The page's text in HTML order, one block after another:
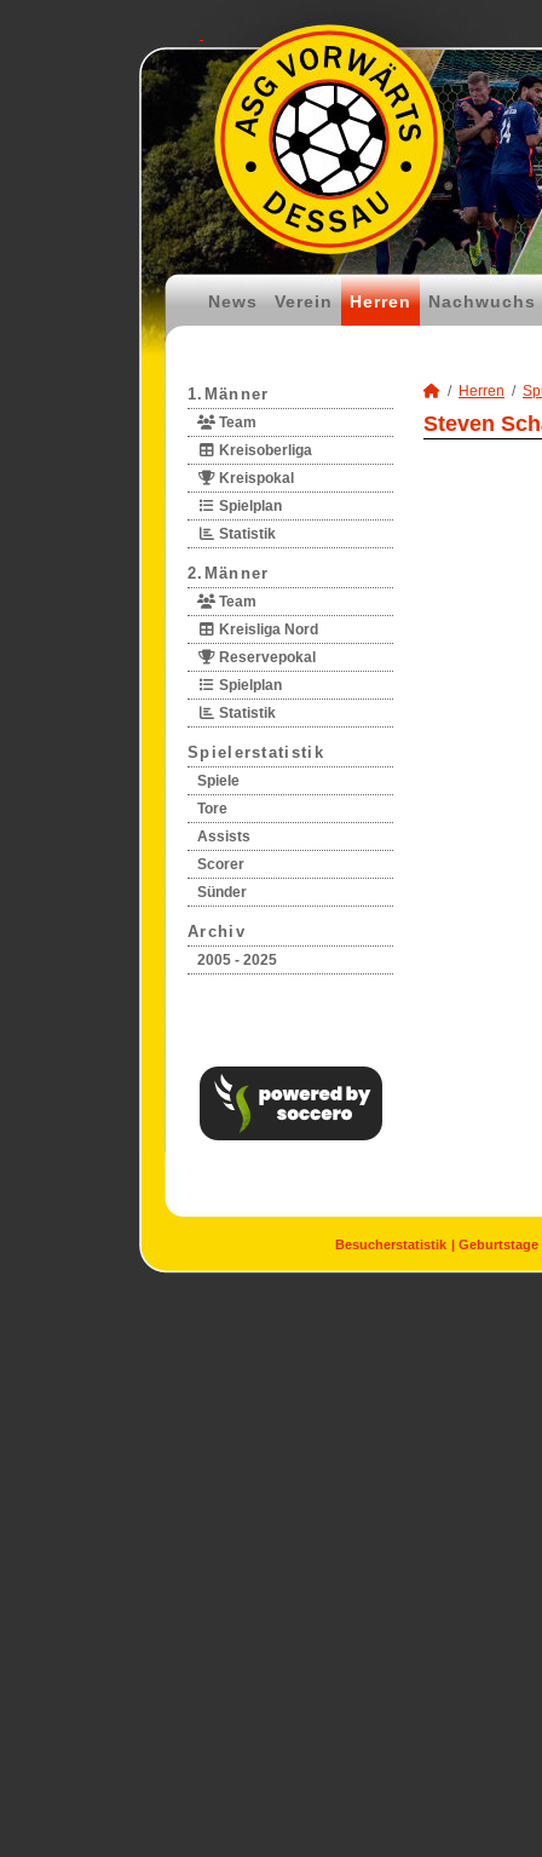
News Verein Herren Nachwuchs
1.Männer
Team
Kreisoberliga
Kreispokal
Spielplan
Statistik
2.Männer
Team
Kreisliga Nord
Reservepokal
Spielplan
Statistik
Spielerstatistik
Spiele
Tore
Assists
Scorer
Sünder
Archiv
2005 - 2025
Herren
Steven
Besucherstatistik Geburtstage